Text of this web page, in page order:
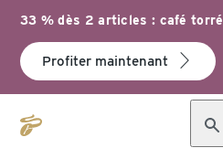
33 % dès 2 articles : café
Profiter maintenant